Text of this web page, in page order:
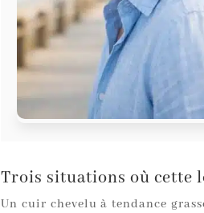
Trois situations où cette
Un cuir chevelu à tendance